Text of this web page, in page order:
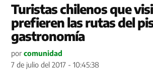
Turistas chilenos que
prefieren las rutas del
gastronomía
por comunidad
7 de julio del 2017 - 10:45:38